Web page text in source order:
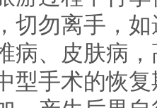
切勿离手，
病、皮肤病
型手术的恢